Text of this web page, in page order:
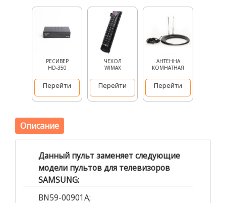
РЕСИВЕР
HD-350
Перейти
ЧЕХОЛ
WIMAX
Перейти
АНТЕННА
КОМНАТНАЯ
Перейти
Описание
Данный пульт заменяет следующие
модели пультов для телевизоров
SAMSUNG:
BN59-00901A;